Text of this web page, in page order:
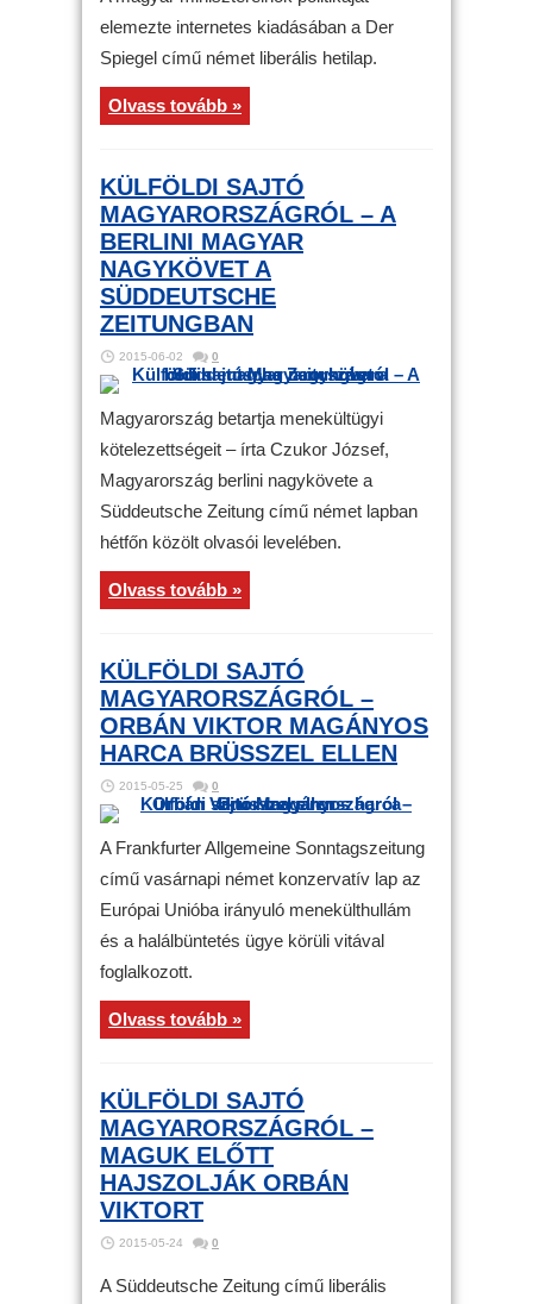
elemezte internetes kiadásában a Der
Spiegel című német liberális hetilap.
Olvass tovább »
KÜLFÖLDI SAJTÓ
MAGYARORSZÁGRÓL – A
BERLINI MAGYAR
NAGYKÖVET A
SÜDDEUTSCHE
ZEITUNGBAN
2015-06-02 0
Magyarország betartja menekültügyi
kötelezettségeit – írta Czukor József,
Magyarország berlini nagykövete a
Süddeutsche Zeitung című német lapban
hétfőn közölt olvasói levelében.
Olvass tovább »
KÜLFÖLDI SAJTÓ
MAGYARORSZÁGRÓL –
ORBÁN VIKTOR MAGÁNYOS
HARCA BRÜSSZEL ELLEN
2015-05-25 0
A Frankfurter Allgemeine Sonntagszeitung
című vasárnapi német konzervatív lap az
Európai Unióba irányuló menekülthullám
és a halálbüntetés ügye körüli vitával
foglalkozott.
Olvass tovább »
KÜLFÖLDI SAJTÓ
MAGYARORSZÁGRÓL –
MAGUK ELŐTT
HAJSZOLJÁK ORBÁN
VIKTORT
2015-05-24 0
A Süddeutsche Zeitung című liberális